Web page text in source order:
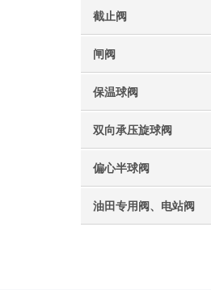
截止阀
闸阀
保温球阀
双向承压旋球阀
偏心半球阀
油田专用阀、电站阀